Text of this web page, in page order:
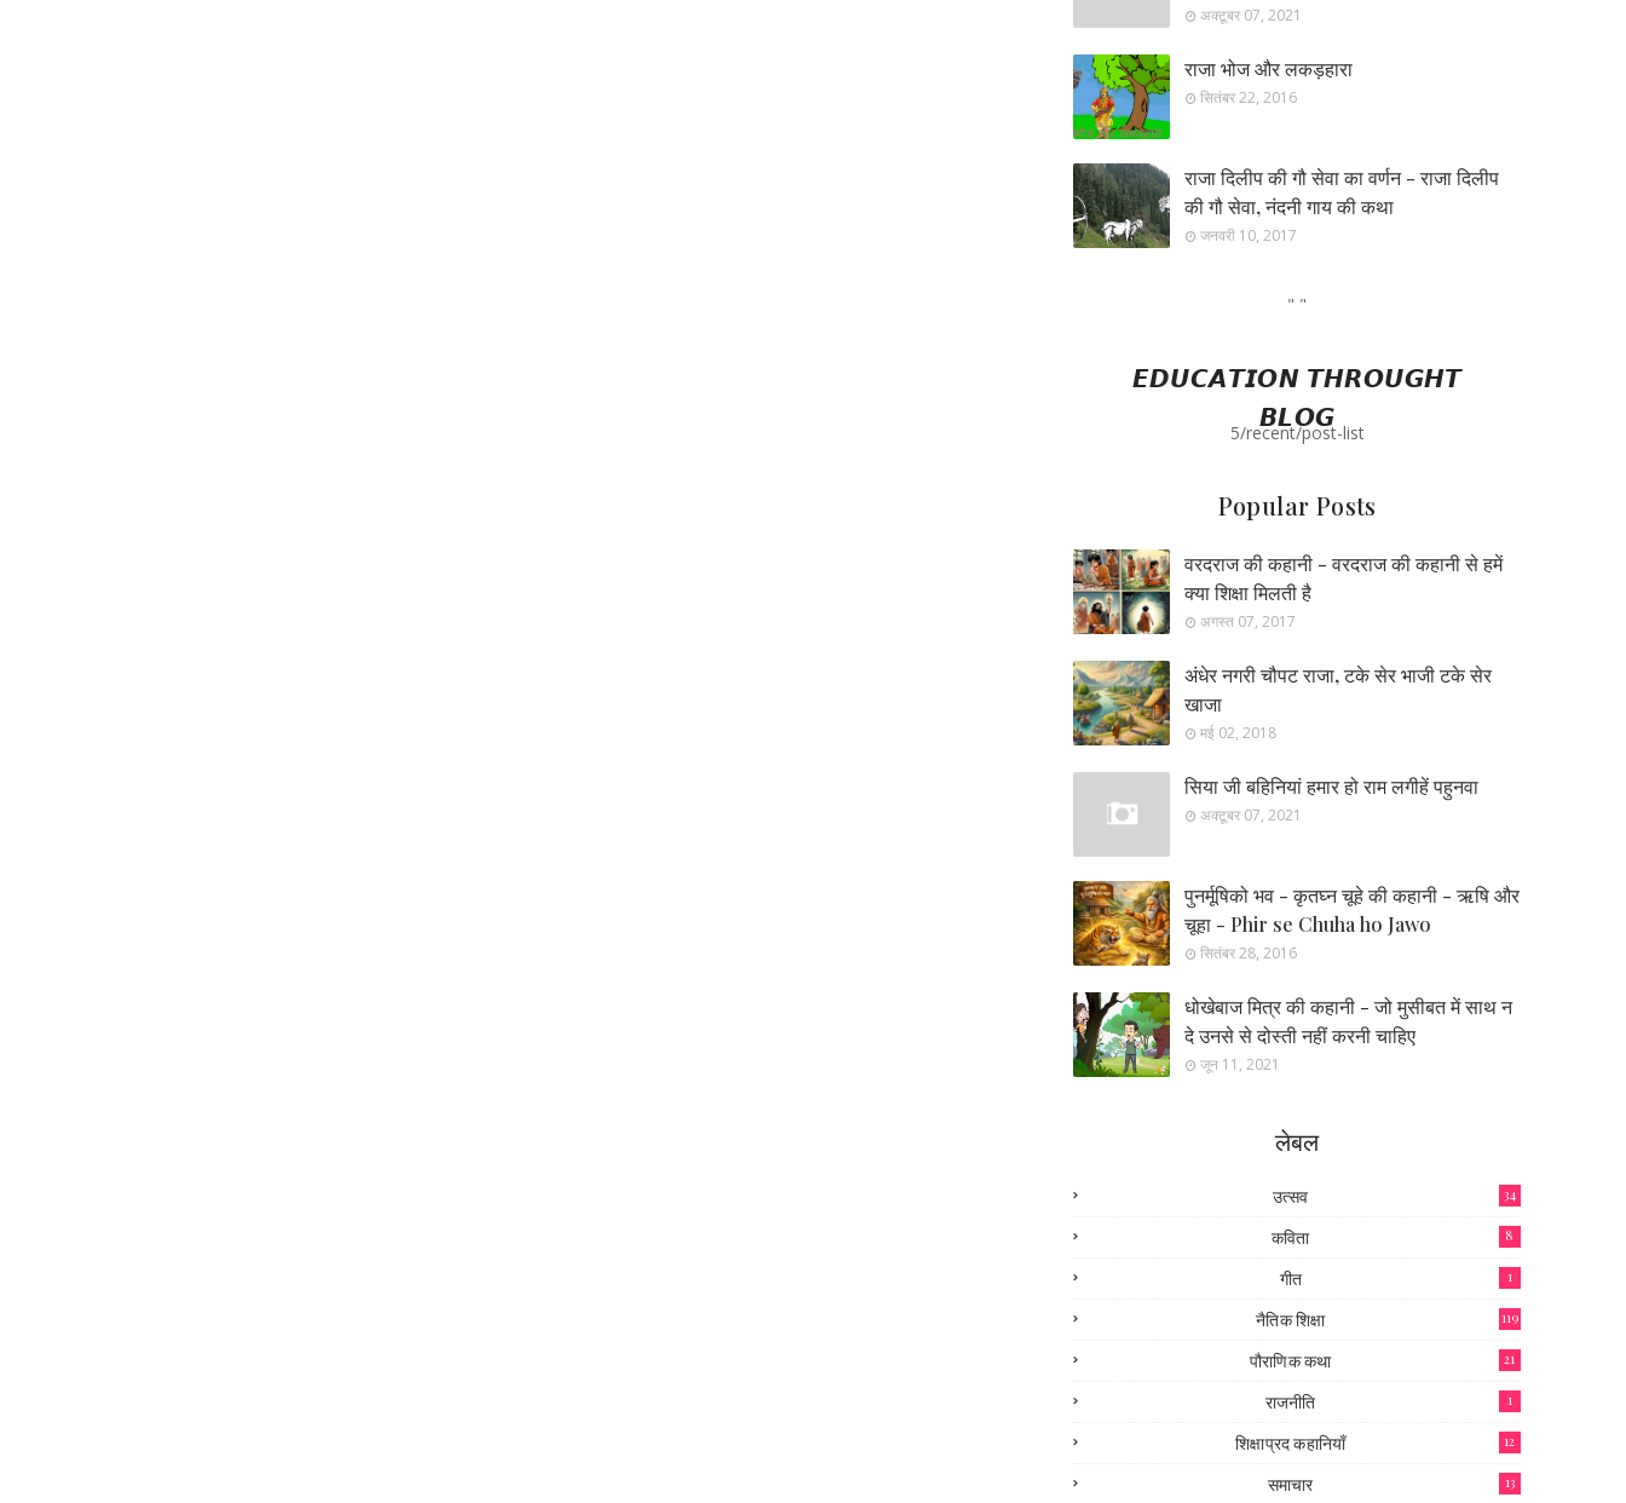
अक्टूबर 07, 2021
राजा भोज और लकड़हारा
सितंबर 22, 2016
राजा दिलीप की गौ सेवा का वर्णन - राजा दिलीप
की गौ सेवा, नंदनी गाय की कथा
जनवरी 10, 2017
" "
𝙀𝘿𝙐𝘾𝘼𝙏𝙄𝙊𝙉 𝙏𝙃𝙍𝙊𝙐𝙂𝙃𝙏
𝘽𝙇𝙊𝙂
5/recent/post-list
Popular Posts
वरदराज की कहानी - वरदराज की कहानी से हमें
क्या शिक्षा मिलती है
अगस्त 07, 2017
अंधेर नगरी चौपट राजा, टके सेर भाजी टके सेर
खाजा
मई 02, 2018
सिया जी बहिनियां हमार हो राम लगीहें पहुनवा
अक्टूबर 07, 2021
पुनर्मूषिको भव - कृतघ्न चूहे की कहानी - ऋषि और
चूहा - Phir se Chuha ho Jawo
सितंबर 28, 2016
धोखेबाज मित्र की कहानी - जो मुसीबत में साथ न
दे उनसे से दोस्ती नहीं करनी चाहिए
जून 11, 2021
लेबल
उत्सव 34
कविता 8
गीत 1
नैतिक शिक्षा 119
पौराणिक कथा 21
राजनीति 1
शिक्षाप्रद कहानियाँ 12
समाचार 13